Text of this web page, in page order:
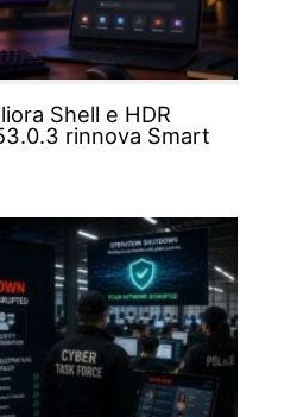
Shell e HDR
rinnova Smart